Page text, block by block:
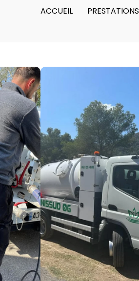
ACCUEIL PRESTATIONS